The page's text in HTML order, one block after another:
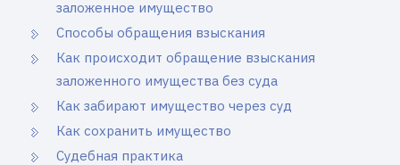
заложенное имущество
Способы обращения взыскания
Как происходит обращение взыскания
заложенного имущества без суда
Как забирают имущество через суд
Как сохранить имущество
Судебная практика